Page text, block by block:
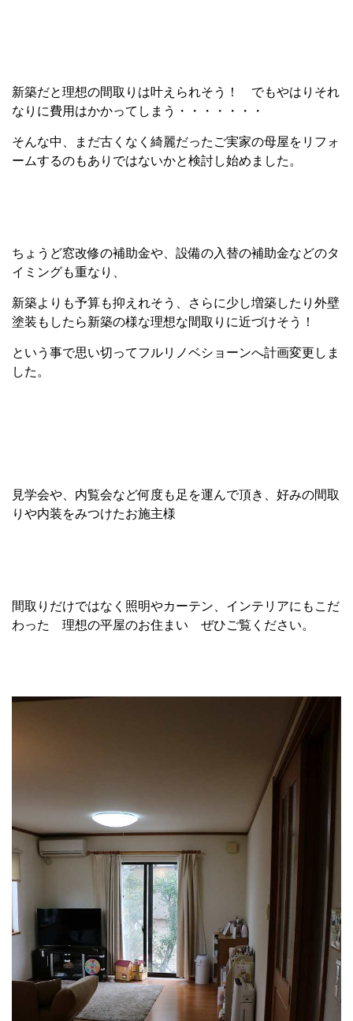
新築だと理想の間取りは叶えられそう！ でもやはりそれ
なりに費用はかかってしまう・・・・・・・
そんな中、まだ古くなく綺麗だったご実家の母屋をリフォ
ームするのもありではないかと検討し始めました。
ちょうど窓改修の補助金や、設備の入替の補助金などのタ
イミングも重なり、
新築よりも予算も抑えれそう、さらに少し増築したり外壁
塗装もしたら新築の様な理想な間取りに近づけそう！
という事で思い切ってフルリノベショーンへ計画変更しま
した。
見学会や、内覧会など何度も足を運んで頂き、好みの間取
りや内装をみつけたお施主様
間取りだけではなく照明やカーテン、インテリアにもこだ
わった 理想の平屋のお住まい ぜひご覧ください。